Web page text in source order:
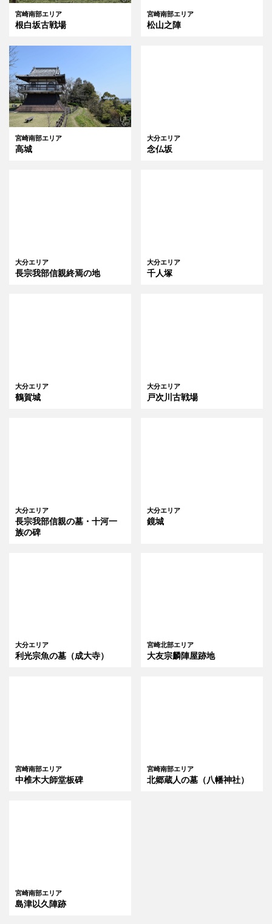
宮崎南部エリア
根白坂古戦場
宮崎南部エリア
松山之陣
宮崎南部エリア
高城
大分エリア
念仏坂
大分エリア
長宗我部信親終焉の地
大分エリア
千人塚
大分エリア
鶴賀城
大分エリア
戸次川古戦場
大分エリア
長宗我部信親の墓・十河一
族の碑
大分エリア
鏡城
大分エリア
利光宗魚の墓（成大寺）
宮崎北部エリア
大友宗麟陣屋跡地
宮崎南部エリア
中椎木大師堂板碑
宮崎南部エリア
北郷蔵人の墓（八幡神社）
宮崎南部エリア
島津以久陣跡